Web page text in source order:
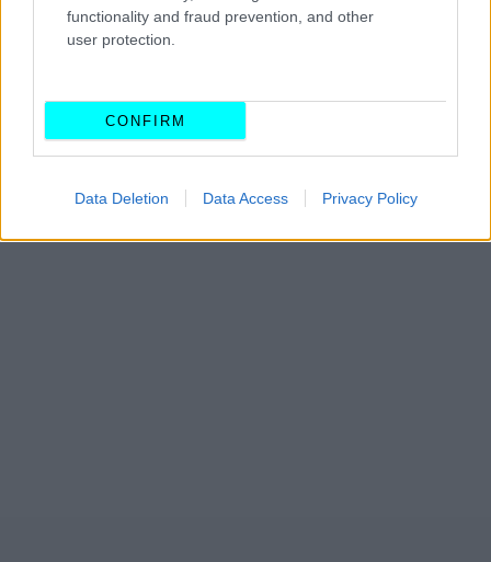
functionality and fraud prevention, and other
user protection.
CONFIRM
Data Deletion Data Access Privacy Policy